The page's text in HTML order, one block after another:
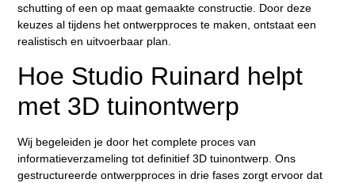
schutting of een op maat gemaakte constructie. Door deze
keuzes al tijdens het ontwerpproces te maken, ontstaat een
realistisch en uitvoerbaar plan.
Hoe Studio Ruinard helpt
met 3D tuinontwerp
Wij begeleiden je door het complete proces van
informatieverzameling tot definitief 3D tuinontwerp. Ons
gestructureerde ontwerpproces in drie fases zorgt ervoor dat